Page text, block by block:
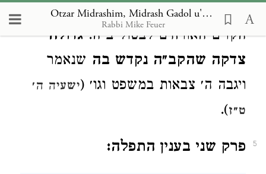
Otzar Midrashim, Midrash Gadol u'Gedolah
Rabbi Mike Feuer
האורחים ומפני בטול ב״ה (שבת פי״ט
הקדים האורחים לבטול ב״ה.גדולה
צדקה שהקב״ה נקדש בה שנאמר
ויגבה ה׳ צבאות במשפט וגו׳ (ישעיה ה׳
ט״ז).
5 פרק שני בענין התפלה: